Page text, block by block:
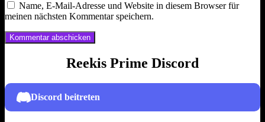
Name, E-Mail-Adresse und Website in diesem Browser für
meinen nächsten Kommentar speichern.
Reekis Prime Discord
Discord beitreten